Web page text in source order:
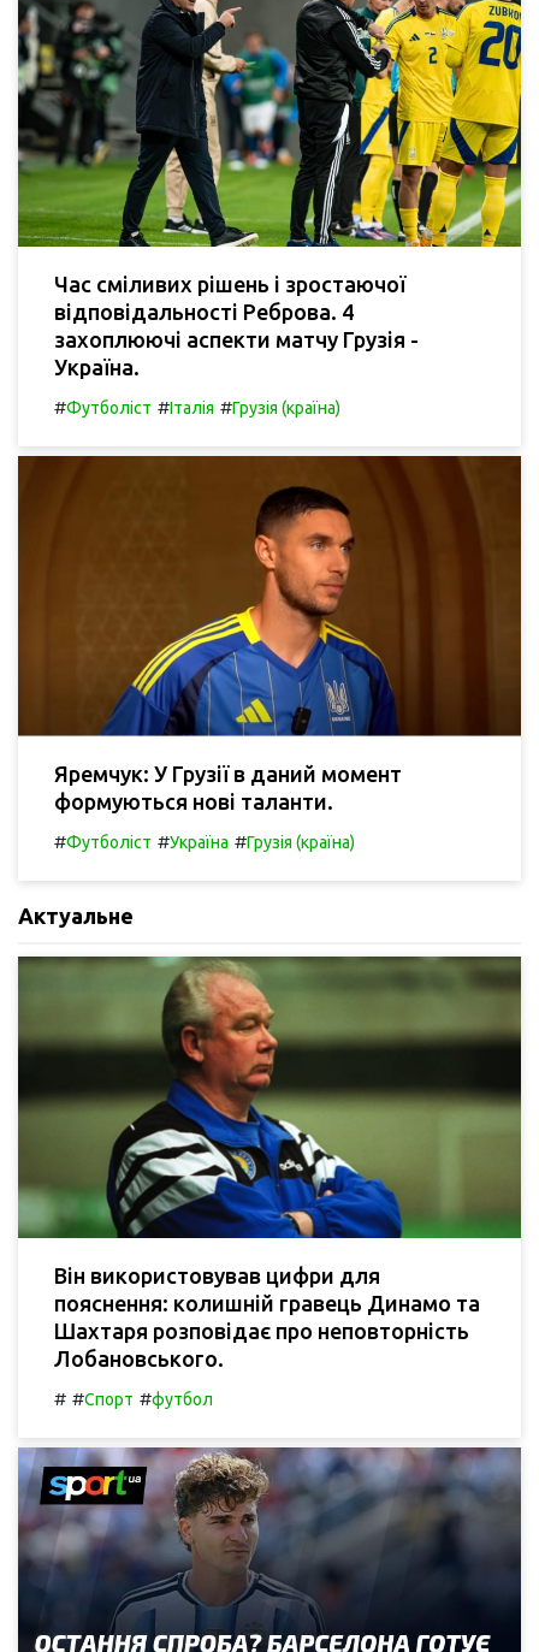
Час сміливих рішень і зростаючої
відповідальності Реброва. 4
захоплюючі аспекти матчу Грузія -
Україна.
#Футболіст #Італія #Грузія (країна)
Яремчук: У Грузії в даний момент
формуються нові таланти.
#Футболіст #Україна #Грузія (країна)
Актуальне
Він використовував цифри для
пояснення: колишній гравець Динамо та
Шахтаря розповідає про неповторність
Лобановського.
# #Спорт #футбол